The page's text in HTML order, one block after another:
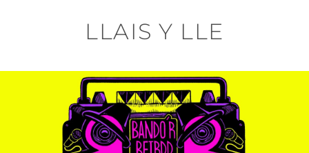
LLAIS Y LLE